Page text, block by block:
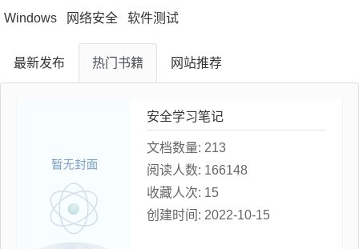
Windows
网络安全 软件测试
最新发布 热门 书籍 网站推荐
安全学习笔记
文档数量: 213
阅读人数: 166148
收藏人次: 15
创建时间: 2022-10-15